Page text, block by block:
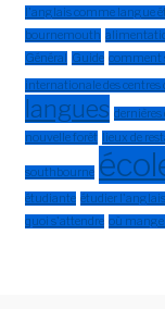
l'anglais comme langue
bournemouth
Général Guide comment
internationale des centres
langues
nouvelle forêt lieux de
southbourne
étudiante étudier l'anglais
quoi s'attendre où